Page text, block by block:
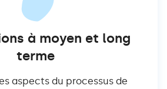
à moyen et long
terme
aspects du processus de